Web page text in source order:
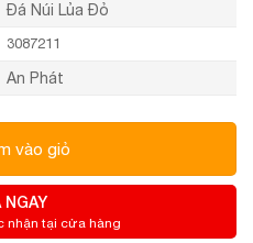
Đá Núi Lủa Đỏ
3087211
An Phát
vào giỏ
NGAY
nhận tại cửa hàng